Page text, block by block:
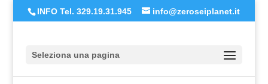
INFO Tel. 329.19.31.945 info@zeroseiplanet.it
Seleziona una pagina